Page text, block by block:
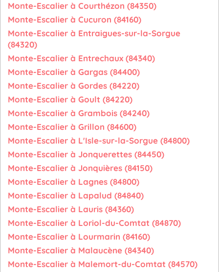
Monte-Escalier à Courthézon (84350)
Monte-Escalier à Cucuron (84160)
Monte-Escalier à Entraigues-sur-la-Sorgue
(84320)
Monte-Escalier à Entrechaux (84340)
Monte-Escalier à Gargas (84400)
Monte-Escalier à Gordes (84220)
Monte-Escalier à Goult (84220)
Monte-Escalier à Grambois (84240)
Monte-Escalier à Grillon (84600)
Monte-Escalier à L'Isle-sur-la-Sorgue (84800)
Monte-Escalier à Jonquerettes (84450)
Monte-Escalier à Jonquières (84150)
Monte-Escalier à Lagnes (84800)
Monte-Escalier à Lapalud (84840)
Monte-Escalier à Lauris (84360)
Monte-Escalier à Loriol-du-Comtat (84870)
Monte-Escalier à Lourmarin (84160)
Monte-Escalier à Malaucène (84340)
Monte-Escalier à Malemort-du-Comtat (84570)